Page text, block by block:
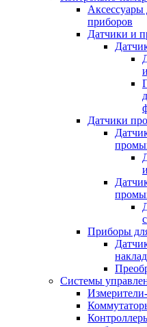
Аксессуары
приборов
Датчики и
Датчики
Приборы
Системы